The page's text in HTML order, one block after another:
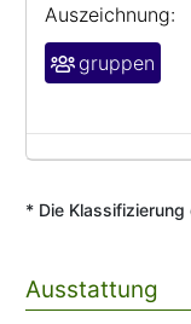
Auszeichnung:
gruppen
* Die
Ausstattung